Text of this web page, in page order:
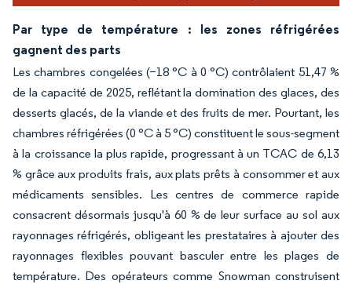
Par type de température : les zones réfrigérées
gagnent des parts
Les chambres congelées (−18 °C à 0 °C) contrôlaient 51,47 %
de la capacité de 2025, reflétant la domination des glaces, des
desserts glacés, de la viande et des fruits de mer. Pourtant, les
chambres réfrigérées (0 °C à 5 °C) constituent le sous-segment
à la croissance la plus rapide, progressant à un TCAC de 6,13
% grâce aux produits frais, aux plats prêts à consommer et aux
médicaments sensibles. Les centres de commerce rapide
consacrent désormais jusqu'à 60 % de leur surface au sol aux
rayonnages réfrigérés, obligeant les prestataires à ajouter des
rayonnages flexibles pouvant basculer entre les plages de
température. Des opérateurs comme Snowman construisent